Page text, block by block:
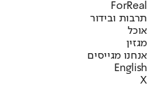
ForReal
תרבות ובידור
אוכל
מגזין
אנחנו מגייסים
English
X